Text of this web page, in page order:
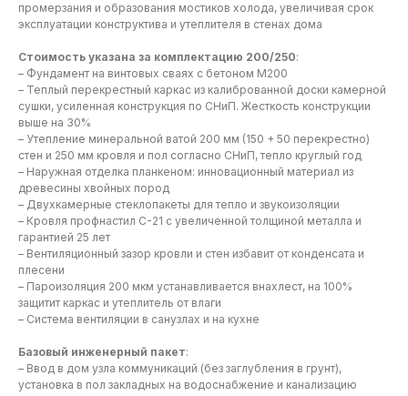
промерзания и образования мостиков холода, увеличивая срок
эксплуатации конструктива и утеплителя в стенах дома
Стоимость указана за комплектацию 200/250:
– Фундамент на винтовых сваях с бетоном М200
– Теплый перекрестный каркас из калиброванной доски камерной
сушки, усиленная конструкция по СНиП. Жесткость конструкции
выше на 30%
– Утепление минеральной ватой 200 мм (150 + 50 перекрестно)
стен и 250 мм кровля и пол согласно СНиП, тепло круглый год
– Наружная отделка планкеном: инновационный материал из
древесины хвойных пород
– Двухкамерные стеклопакеты для тепло и звукоизоляции
– Кровля профнастил С-21 с увеличенной толщиной металла и
гарантией 25 лет
– Вентиляционный зазор кровли и стен избавит от конденсата и
плесени
– Пароизоляция 200 мкм устанавливается внахлест, на 100%
защитит каркас и утеплитель от влаги
– Система вентиляции в санузлах и на кухне
Базовый инженерный пакет:
– Ввод в дом узла коммуникаций (без заглубления в грунт),
установка в пол закладных на водоснабжение и канализацию